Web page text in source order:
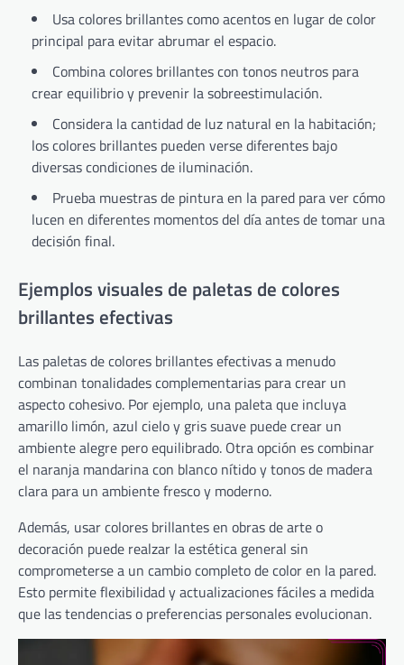
Usa colores brillantes como acentos en lugar de color
principal para evitar abrumar el espacio.
Combina colores brillantes con tonos neutros para
crear equilibrio y prevenir la sobreestimulación.
Considera la cantidad de luz natural en la habitación;
los colores brillantes pueden verse diferentes bajo
diversas condiciones de iluminación.
Prueba muestras de pintura en la pared para ver cómo
lucen en diferentes momentos del día antes de tomar una
decisión final.
Ejemplos visuales de paletas de colores
brillantes efectivas
Las paletas de colores brillantes efectivas a menudo
combinan tonalidades complementarias para crear un
aspecto cohesivo. Por ejemplo, una paleta que incluya
amarillo limón, azul cielo y gris suave puede crear un
ambiente alegre pero equilibrado. Otra opción es combinar
el naranja mandarina con blanco nítido y tonos de madera
clara para un ambiente fresco y moderno.
Además, usar colores brillantes en obras de arte o
decoración puede realzar la estética general sin
comprometerse a un cambio completo de color en la pared.
Esto permite flexibilidad y actualizaciones fáciles a medida
que las tendencias o preferencias personales evolucionan.